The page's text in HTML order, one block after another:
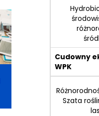
Cudowny
WPK
Szata